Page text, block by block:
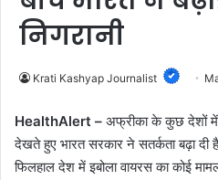
निगरानी
Krati Kashyap Journalist
HealthAlert – अफ्रीका के कुछ देशों में
देखते हुए भारत सरकार ने सतर्कता बढ़ा
फिलहाल देश में इबोला वायरस का कोई